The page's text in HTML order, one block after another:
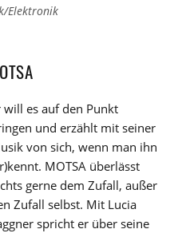
Elektronik
will es auf den Punkt
und erzählt mit seiner
von sich, wenn man ihn
MOTSA überlässt
gerne dem Zufall, außer
Zufall selbst. Mit Lucia
spricht er über seine